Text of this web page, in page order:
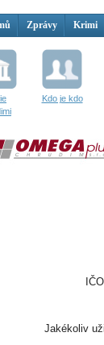
Zprávy Krimi
Kdo je kdo
Jakékoliv